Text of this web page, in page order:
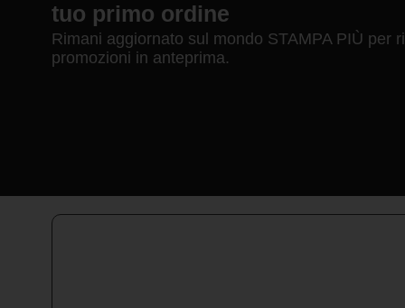
tuo primo ordine
Rimani aggiornato sul mondo STAMPA PIÙ per
promozioni in anteprima.